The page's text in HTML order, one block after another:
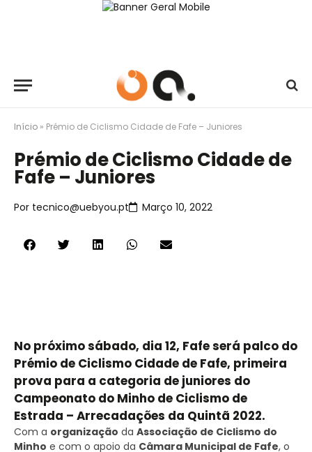
Início » Prémio de Ciclismo Cidade de Fafe – Juniores
Prémio de Ciclismo Cidade de
Fafe – Juniores
Por tecnico@uebyou.pt Março 10, 2022
No próximo sábado, dia 12, Fafe será palco do
Prémio de Ciclismo Cidade de Fafe, primeira
prova para a categoria de juniores do
Campeonato do Minho de Ciclismo de
Estrada – Arrecadações da Quintã 2022.
Com a organização da Associação de Ciclismo do
Minho e com o apoio da Câmara Municipal de Fafe, o